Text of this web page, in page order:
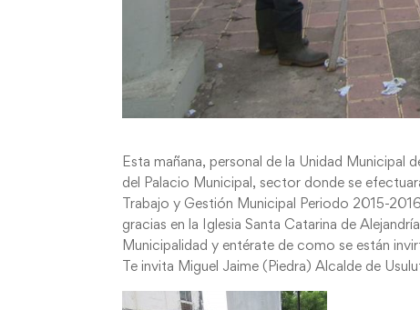
Esta mañana, personal de la Unidad Municipal
del Palacio Municipal, sector donde se
Trabajo y Gestión Municipal Periodo 2015-
gracias en la Iglesia Santa Catarina de
Municipalidad y entérate de como se están
Te invita Miguel Jaime (Piedra) Alcalde de